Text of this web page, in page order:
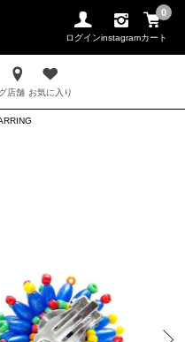
ログインinstagram
0
カート
店舗 お気に入り